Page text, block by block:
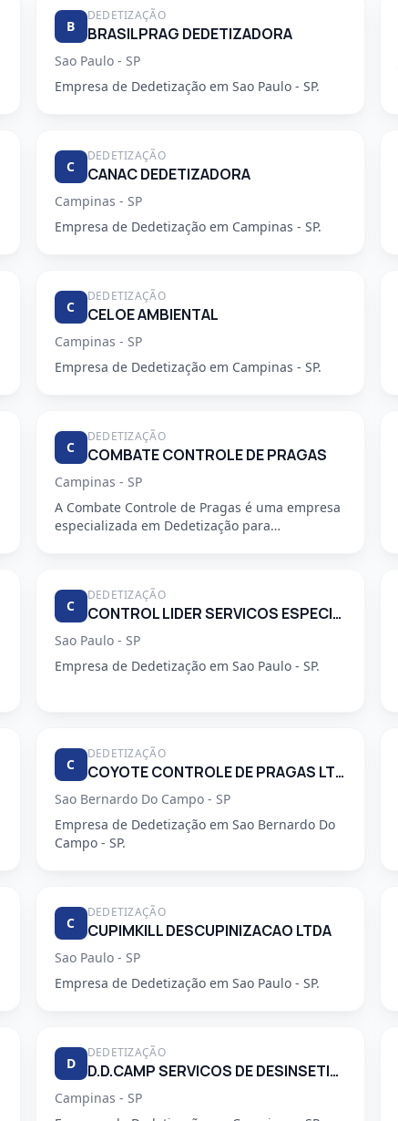
B
DEDETIZAÇÃO
BRASILPRAG DEDETIZADORA
Sao Paulo - SP
Empresa de Dedetização em Sao Paulo - SP.
C
DEDETIZAÇÃO
CANAC DEDETIZADORA
Campinas - SP
Empresa de Dedetização em Campinas - SP.
C
DEDETIZAÇÃO
CELOE AMBIENTAL
Campinas - SP
Empresa de Dedetização em Campinas - SP.
C
DEDETIZAÇÃO
COMBATE CONTROLE DE PRAGAS
Campinas - SP
A Combate Controle de Pragas é uma empresa
especializada em Dedetização para
C
DEDETIZAÇÃO
CONTROL LIDER SERVICOS ESPECIALIZADOS LTDA
Sao Paulo - SP
Empresa de Dedetização em Sao Paulo - SP.
C
DEDETIZAÇÃO
COYOTE CONTROLE DE PRAGAS LTDA
Sao Bernardo Do Campo - SP
Empresa de Dedetização em Sao Bernardo Do
Campo - SP.
C
DEDETIZAÇÃO
CUPIMKILL DESCUPINIZACAO LTDA
Sao Paulo - SP
Empresa de Dedetização em Sao Paulo - SP.
D
DEDETIZAÇÃO
D.D.CAMP SERVICOS DE DESINSETIZACAO LTDA.
Campinas - SP